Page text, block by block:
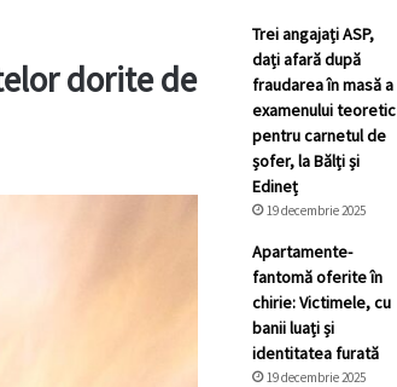
dorite de
Trei angajați ASP,
dați afară după
fraudarea în masă a
examenului teoretic
pentru carnetul de
șofer, la Bălți și
Edineț
19 decembrie 2025
Apartamente-
fantomă oferite în
chirie: Victimele, cu
banii luați și
identitatea furată
19 decembrie 2025